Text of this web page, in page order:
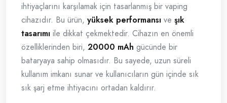
ihtiyaçlarını karşılamak için tasarlanmış bir vaping
cihazıdır. Bu ürün, yüksek performansı ve şık
tasarımı ile dikkat çekmektedir. Cihazın en önemli
özelliklerinden biri, 20000 mAh gücünde bir
bataryaya sahip olmasıdır. Bu sayede, uzun süreli
kullanım imkanı sunar ve kullanıcıların gün içinde sık
sık şarj etme ihtiyacını ortadan kaldırır.